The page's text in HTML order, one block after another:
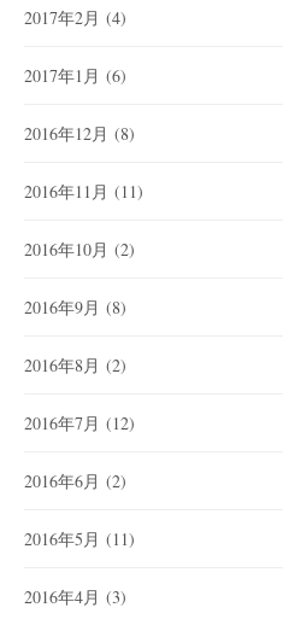
2017年2月 (4)
2017年1月 (6)
2016年12月 (8)
2016年11月 (11)
2016年10月 (2)
2016年9月 (8)
2016年8月 (2)
2016年7月 (12)
2016年6月 (2)
2016年5月 (11)
2016年4月 (3)